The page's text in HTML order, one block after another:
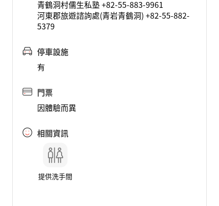
青鶴洞村儒生私塾 +82-55-883-9961
河東郡旅遊諮詢處(青岩青鶴洞) +82-55-882-
5379
停車設施
有
門票
因體驗而異
相關資訊
提供洗手間